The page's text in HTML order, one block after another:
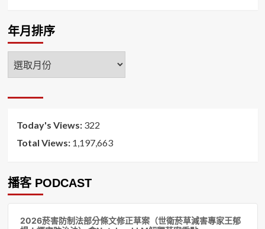
年月排序
年
月
序
Today's Views: 322
Total Views: 1,197,663
播客 PODCAST
2026菸害防制法部分條文修正草案（世衛菸草減害專家王郁